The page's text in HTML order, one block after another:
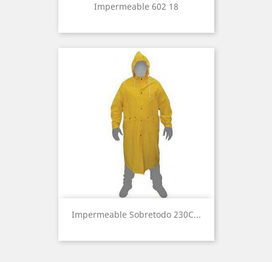
Impermeable 602 18
Impermeable Sobretodo 230C...